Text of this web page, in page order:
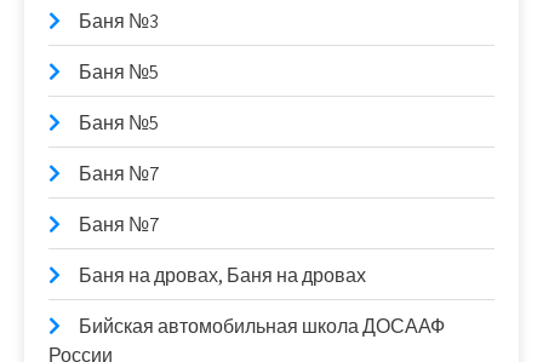
Баня №3
Баня №5
Баня №5
Баня №7
Баня №7
Баня на дровах, Баня на дровах
Бийская автомобильная школа ДОСААФ
России